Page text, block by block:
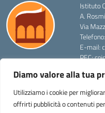
Diamo valore alla tua
Utilizziamo i cookie per
offrirti pubblicità o contenuti
Istituto
A.
Via
E-mail:
PEC:
Codice Fiscale:
FAX: 031657136